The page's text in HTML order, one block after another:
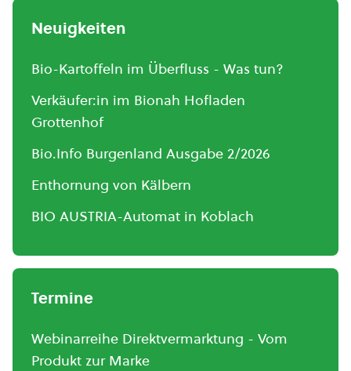
Neuigkeiten
Bio-Kartoffeln im Überfluss - Was tun?
Verkäufer:in im Bionah Hofladen
Grottenhof
Bio.Info Burgenland Ausgabe 2/2026
Enthornung von Kälbern
BIO AUSTRIA-Automat in Koblach
Termine
Webinarreihe Direktvermarktung - Vom
Produkt zur Marke